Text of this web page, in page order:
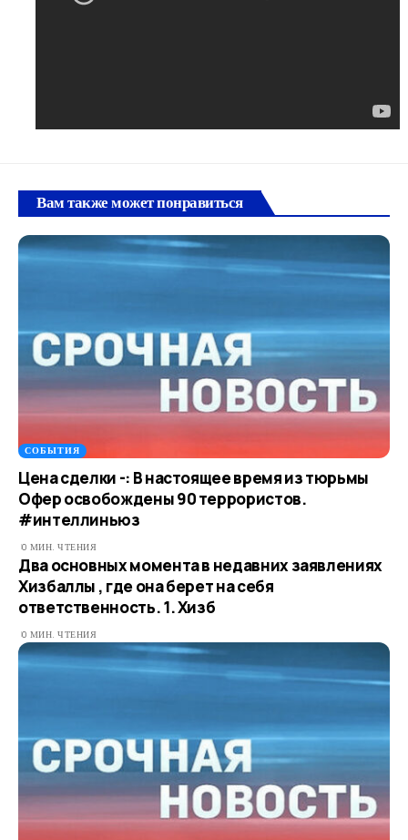
Вам также может понравиться
СОБЫТИЯ
Цена сделки -: В настоящее время из тюрьмы
Офер освобождены 90 террористов.
#интеллиньюз
0 МИН. ЧТЕНИЯ
Два основных момента в недавних заявлениях
Хизбаллы , где она берет на себя
ответственность. 1. Хизб
0 МИН. ЧТЕНИЯ